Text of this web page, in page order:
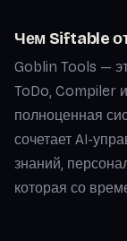
Чем Siftable
Goblin Tools —
ToDo, Compiler
полноценная
сочетает AI-
знаний,
которая со